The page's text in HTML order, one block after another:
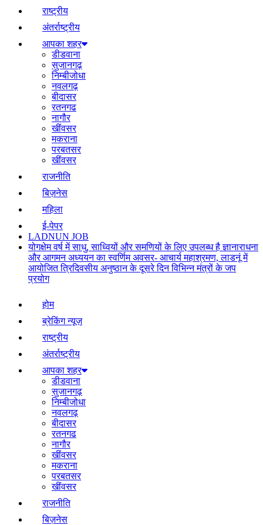
राष्ट्रीय
अंतर्राष्ट्रीय
आपका शहर
डीडवाना
सुजानगढ़
निम्बीजोधा
नवलगढ़
बीदासर
रतनगढ
नागौर
खींवसर
मकराना
परबतसर
खींवसर
राजनीति
बिज़नेस
महिला
ई-पेपर
LADNUN JOB
योगक्षेम वर्ष में साधु, साध्वियों और समणियों के लिए उपलब्ध है ज्ञानाराधना
और आगमन अध्ययन का स्वर्णिम अवसर- आचार्य महाश्रमण, लाडनूं में
आयोजित त्रिदिवसीय अनुष्ठान के दूसरे दिन विभिन्न मंत्रों के जप
प्रयोग
होम
ब्रेकिंग न्यूज़
राष्ट्रीय
अंतर्राष्ट्रीय
आपका शहर
डीडवाना
सुजानगढ़
निम्बीजोधा
नवलगढ़
बीदासर
रतनगढ
नागौर
खींवसर
मकराना
परबतसर
खींवसर
राजनीति
बिज़नेस